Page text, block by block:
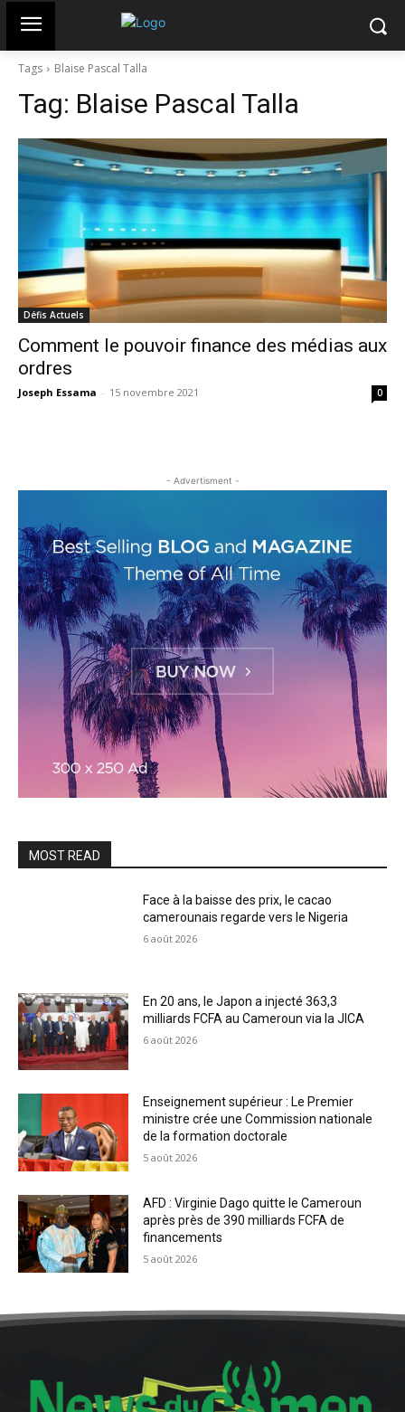
Tags Blaise Pascal Talla
Tag: Blaise Pascal Talla
Défis Actuels
Comment le pouvoir finance des médias aux
ordres
Joseph Essama - 15 novembre 2021 0
- Advertisment -
MOST READ
Face à la baisse des prix, le cacao
camerounais regarde vers le Nigeria
6 août 2026
En 20 ans, le Japon a injecté 363,3
milliards FCFA au Cameroun via la JICA
6 août 2026
Enseignement supérieur : Le Premier
ministre crée une Commission nationale
de la formation doctorale
5 août 2026
AFD : Virginie Dago quitte le Cameroun
après près de 390 milliards FCFA de
financements
5 août 2026